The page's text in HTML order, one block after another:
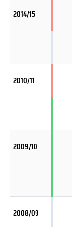
2014/15
2010/11
2009/10
2008/09